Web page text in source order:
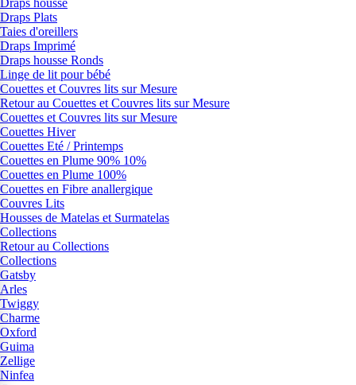
Draps housse
Draps Plats
Taies d'oreillers
Draps Imprimé
Draps housse Ronds
Linge de lit pour bébé
Couettes et Couvres lits sur Mesure
Retour au Couettes et Couvres lits sur Mesure
Couettes et Couvres lits sur Mesure
Couettes Hiver
Couettes Eté / Printemps
Couettes en Plume 90% 10%
Couettes en Plume 100%
Couettes en Fibre anallergique
Couvres Lits
Housses de Matelas et Surmatelas
Collections
Retour au Collections
Collections
Gatsby
Arles
Twiggy
Charme
Oxford
Guima
Zellige
Ninfea